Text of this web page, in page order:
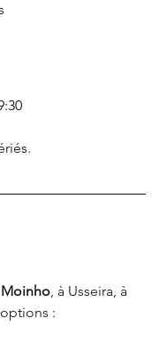
, à Usseira, à
: